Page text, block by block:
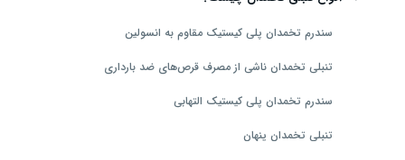
سندرم تخمدان پلی کیستیک مقاوم به انسولین
تنبلی تخمدان ناشی از مصرف قرص‌های ضد بارداری
سندرم تخمدان پلی کیستیک التهابی
تنبلی تخمدان پنهان